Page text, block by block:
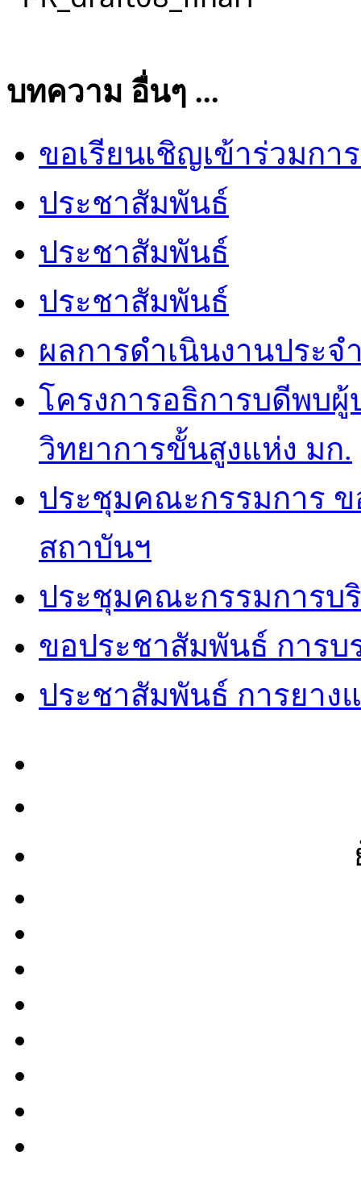
บทความ อื่นๆ ...
ขอเรียนเชิญเข้าร่วมกา
ประชาสัมพันธ์
ประชาสัมพันธ์
ประชาสัมพันธ์
ผลการดำเนินงานประจ
โครงการอธิการบดีพบ
วิทยาการขั้นสูงแห่ง มก.
ประชุมคณะกรรมการ
สถาบันฯ
ประชุมคณะกรรมการบ
ขอประชาสัมพันธ์ การบ
ประชาสัมพันธ์ การยาง